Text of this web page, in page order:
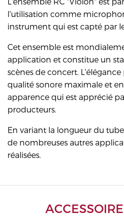
l'utilisation comme
instrument qui est capté par
Cet ensemble est
application et constitue un
scènes de concert.
qualité sonore maximale et
apparence qui est apprécié
producteurs.
En variant la longueur du
de nombreuses autres
réalisées.